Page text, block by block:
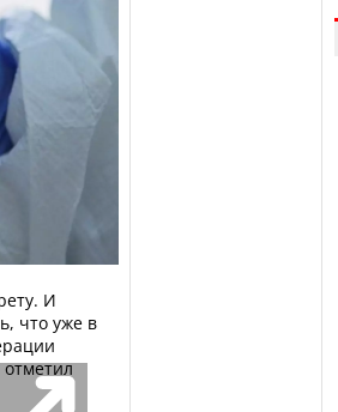
И
что уже в
отметил